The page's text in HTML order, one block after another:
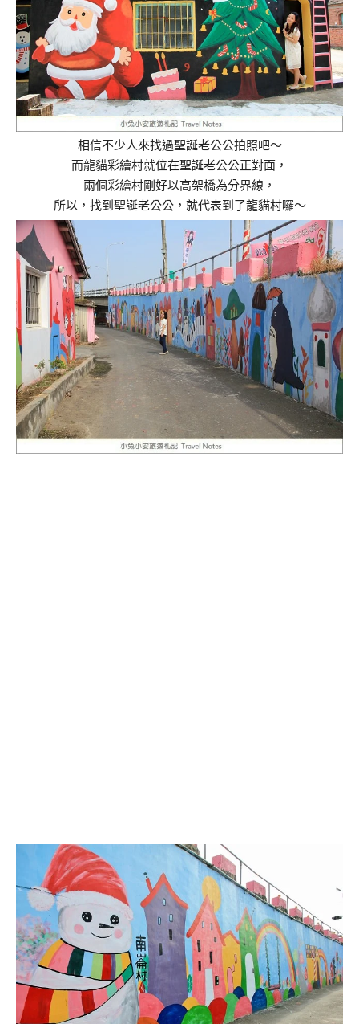
相信不少人來找過聖誕老公公拍照吧～
而龍貓彩繪村就位在聖誕老公公正對面，
兩個彩繪村剛好以高架橋為分界線，
所以，找到聖誕老公公，就代表到了龍貓村囉～